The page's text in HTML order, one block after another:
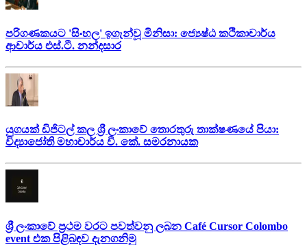
පරිගණකයට 'සිංහල' ඉගැන්වූ මිනිසා: ජ්‍යෙෂ්ඨ කථිකාචාර්ය
ආචාර්ය එස්.ටී. නන්දසාර
යුගයක් ඩිජිටල් කල ශ්‍රී ලංකාවේ තොරතුරු තාක්ෂණයේ පියා:
විද්‍යාජෝති මහාචාර්ය වී. කේ. සමරනායක
ශ්‍රී ලංකාවේ ප්‍රථම වරට පවත්වනු ලබන Café Cursor Colombo
event එක පිළිබඳව දැනගනිමු